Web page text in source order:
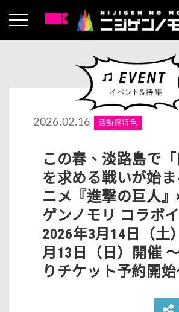
2026.02.16 活動與特色
この春、淡路島で「
を求める戦いが始
ニメ『進撃の巨人
ゲンノモリ コラボ
2026年3月14日（土
月13日（日）開催
りチケット予約開